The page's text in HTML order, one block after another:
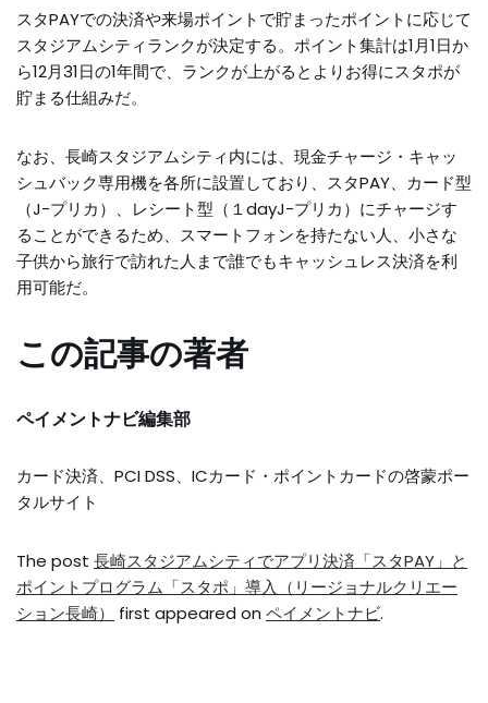
スタPAYでの決済や来場ポイントで貯まったポイントに応じて
スタジアムシティランクが決定する。ポイント集計は1月1日か
ら12月31日の1年間で、ランクが上がるとよりお得にスタポが
貯まる仕組みだ。
なお、長崎スタジアムシティ内には、現金チャージ・キャッ
シュバック専用機を各所に設置しており、スタPAY、カード型
（J-プリカ）、レシート型（１dayJ-プリカ）にチャージす
ることができるため、スマートフォンを持たない人、小さな
子供から旅行で訪れた人まで誰でもキャッシュレス決済を利
用可能だ。
この記事の著者
ペイメントナビ編集部
カード決済、PCI DSS、ICカード・ポイントカードの啓蒙ポー
タルサイト
The post 長崎スタジアムシティでアプリ決済「スタPAY」と
ポイントプログラム「スタポ」導入（リージョナルクリエー
ション長崎）
first appeared on ペイメントナビ.